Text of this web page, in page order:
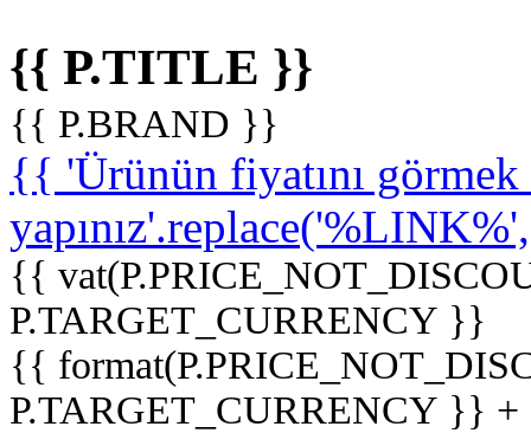
{{ P.TITLE }}
{{ P.BRAND }}
{{ 'Ürünün fiyatını
{{
P.TARGET_CURRENCY }}
{{
P.TARGET_CURRENCY }}